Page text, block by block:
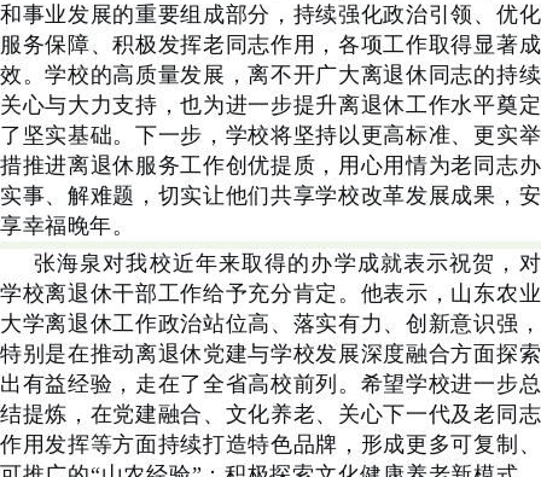
和事业发展的重要组成部分，持续强化政治引领、优化
服务保障、积极发挥老同志作用，各项工作取得显著成
效。学校的高质量发展，离不开广大离退休同志的持续
关心与大力支持，也为进一步提升离退休工作水平奠定
了坚实基础。下一步，学校将坚持以更高标准、更实举
措推进离退休服务工作创优提质，用心用情为老同志办
实事、解难题，切实让他们共享学校改革发展成果，安
享幸福晚年。
张海泉对我校近年来取得的办学成就表示祝贺，对
学校离退休干部工作给予充分肯定。他表示，山东农业
大学离退休工作政治站位高、落实有力、创新意识强，
特别是在推动离退休党建与学校发展深度融合方面探索
出有益经验，走在了全省高校前列。希望学校进一步总
结提炼，在党建融合、文化养老、关心下一代及老同志
作用发挥等方面持续打造特色品牌，形成更多可复制、